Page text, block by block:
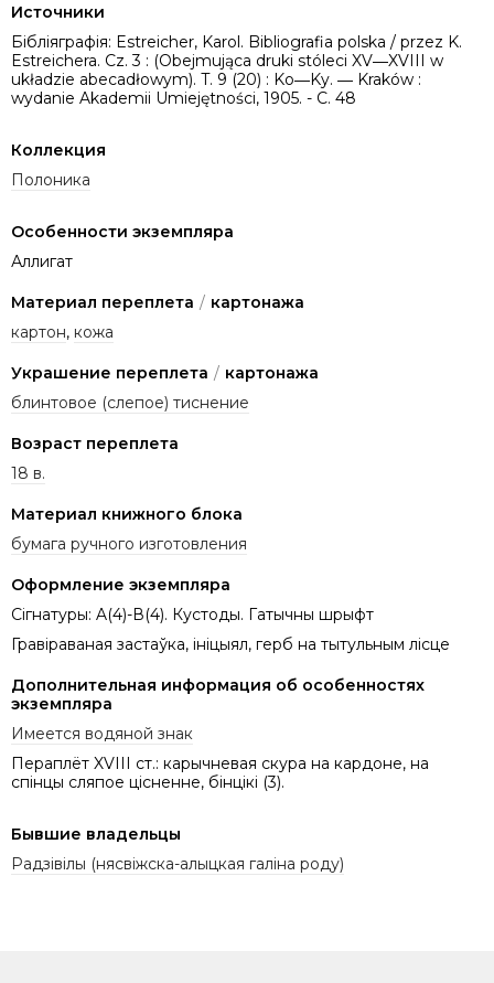
Источники
Бібліяграфія: Estreicher, Karol. Bibliografia polska / przez K.
Estreichera. Cz. 3 : (Obejmująca druki stóleci XV―XVIII w
układzie abecadłowym). T. 9 (20) : Ko―Ky. ― Kraków :
wydanie Akademii Umiejętności, 1905. - C. 48
Коллекция
Полоника
Особенности экземпляра
Аллигат
Материал переплета / картонажа
картон, кожа
Украшение переплета / картонажа
блинтовое (слепое) тиснение
Возраст переплета
18 в.
Материал книжного блока
бумага ручного изготовления
Оформление экземпляра
Сігнатуры: A(4)-В(4). Кустоды. Гатычны шрыфт
Гравіраваная застаўка, ініцыял, герб на тытульным лісце
Дополнительная информация об особенностях
экземпляра
Имеется водяной знак
Пераплёт XVIII ст.: карычневая скура на кардоне, на
спінцы сляпое цісненне, бінцікі (3).
Бывшие владельцы
Радзівілы (нясвіжска-алыцкая галіна роду)